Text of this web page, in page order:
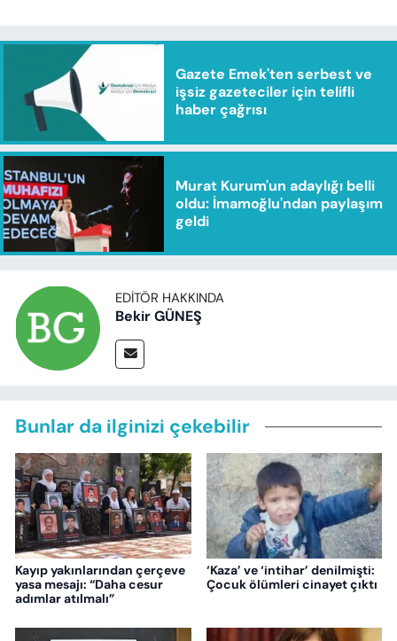
Gazete Emek'ten serbest ve
işsiz gazeteciler için telifli
haber çağrısı
Murat Kurum'un adaylığı belli
oldu: İmamoğlu'ndan paylaşım
geldi
EDITÖR HAKKINDA
Bekir GÜNEŞ
Bunlar da ilginizi çekebilir
Kayıp yakınlarından çerçeve
yasa mesajı: “Daha cesur
adımlar atılmalı”
‘Kaza’ ve ‘intihar’ denilmişti:
Çocuk ölümleri cinayet çıktı